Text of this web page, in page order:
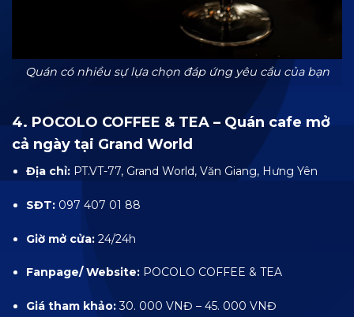
Quán có nhiều sự lựa chọn đáp ứng yêu cầu của bạn
4. POCOLO COFFEE & TEA – Quán cafe mở
cả ngày tại Grand World
Địa chỉ: PT.VT-77, Grand World, Văn Giang, Hưng Yên
SĐT: 097 407 01 88
Giờ mở cửa:24/24h
Fanpage/ Website: POCOLO COFFEE & TEA
Giá tham khảo:30. 000 VNĐ – 45. 000 VNĐ